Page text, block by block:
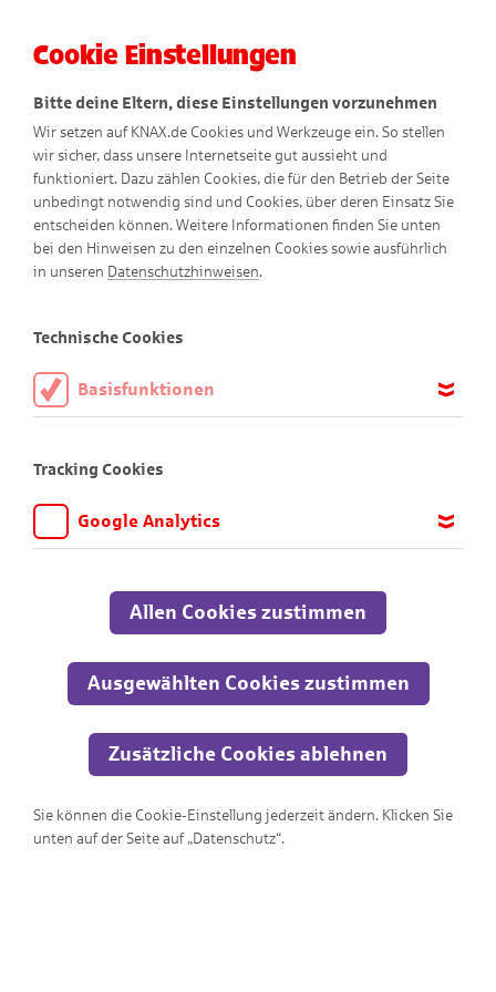
Sortiere die Münzen!
Geld sortieren
Hilf Schankwart sein Trinkgeld zu sortieren
Cookie Einstellungen
Bitte deine Eltern, diese Einstellungen vorzunehmen
Wir setzen auf KNAX.de Cookies und Werkzeuge ein. So stellen
wir sicher, dass unsere Internetseite gut aussieht und
funktioniert. Dazu zählen Cookies, die für den Betrieb der Seite
unbedingt notwendig sind und Cookies, über deren Einsatz Sie
entscheiden können. Weitere Informationen finden Sie unten
bei den Hinweisen zu den einzelnen Cookies sowie ausführlich
in unseren Datenschutzhinweisen.
Technische Cookies
Basisfunktionen
aktiviert sein.
Tracking Cookies
Google Analytics
anpassen und verbessern können. Aus diesem Grund nutzen wir
Google Analytics. Dieses Werkzeug erfasst die Seitenaufrufe zu
Übertragung anonymisiert.
Allen Cookies zustimmen
Ausgewählten Cookies zustimmen
Zusätzliche Cookies ablehnen
Sie können die Cookie-Einstellung jederzeit ändern. Klicken Sie
unten auf der Seite auf „Datenschutz“.